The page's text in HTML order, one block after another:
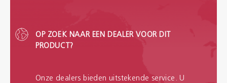
OP ZOEK NAAR EEN DEALER VOOR DIT
PRODUCT?
Onze dealers bieden uitstekende service. U